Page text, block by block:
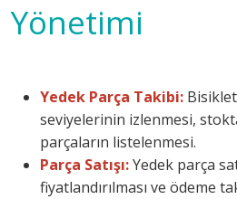
Yönetimi
Yedek Parça Takibi:
seviyelerinin izlenmesi,
parçaların listelenmesi.
Parça Satışı:Yedek parça
fiyatlandırılması ve ödeme